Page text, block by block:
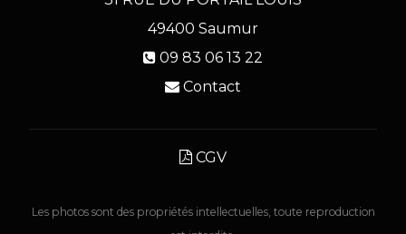
49400 Saumur
09 83 06 13 22
Contact
CGV
Les photos sont des propriétés intellectuelles, toute reproduction